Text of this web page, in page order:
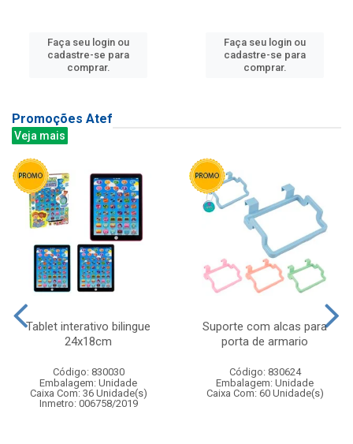
Faça seu login ou
cadastre-se para
comprar.
Faça seu login ou
cadastre-se para
comprar.
Promoções Atef
Veja mais
Tablet interativo bilingue
24x18cm
Código: 830030
Embalagem: Unidade
Caixa Com: 36 Unidade(s)
Inmetro: 006758/2019
Suporte com alcas para
porta de armario
Código: 830624
Embalagem: Unidade
Caixa Com: 60 Unidade(s)